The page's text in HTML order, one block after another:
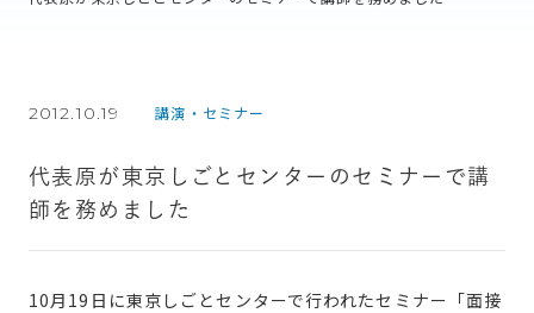
2012.10.19 講演・セミナー
代表原が東京しごとセンターのセミナーで講
師を務めました
10月19日に東京しごとセンターで行われたセミナー「面接